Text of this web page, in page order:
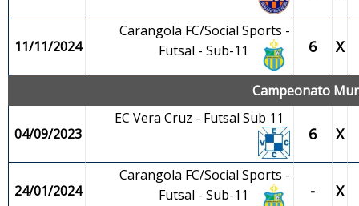
11/11/2024
Carangola FC/Social Sports -
Futsal - Sub-11
6 X
Campeonato
04/09/2023
EC Vera Cruz - Futsal Sub 11
6 X
24/01/2024
Carangola FC/Social Sports -
Futsal - Sub-11
- X